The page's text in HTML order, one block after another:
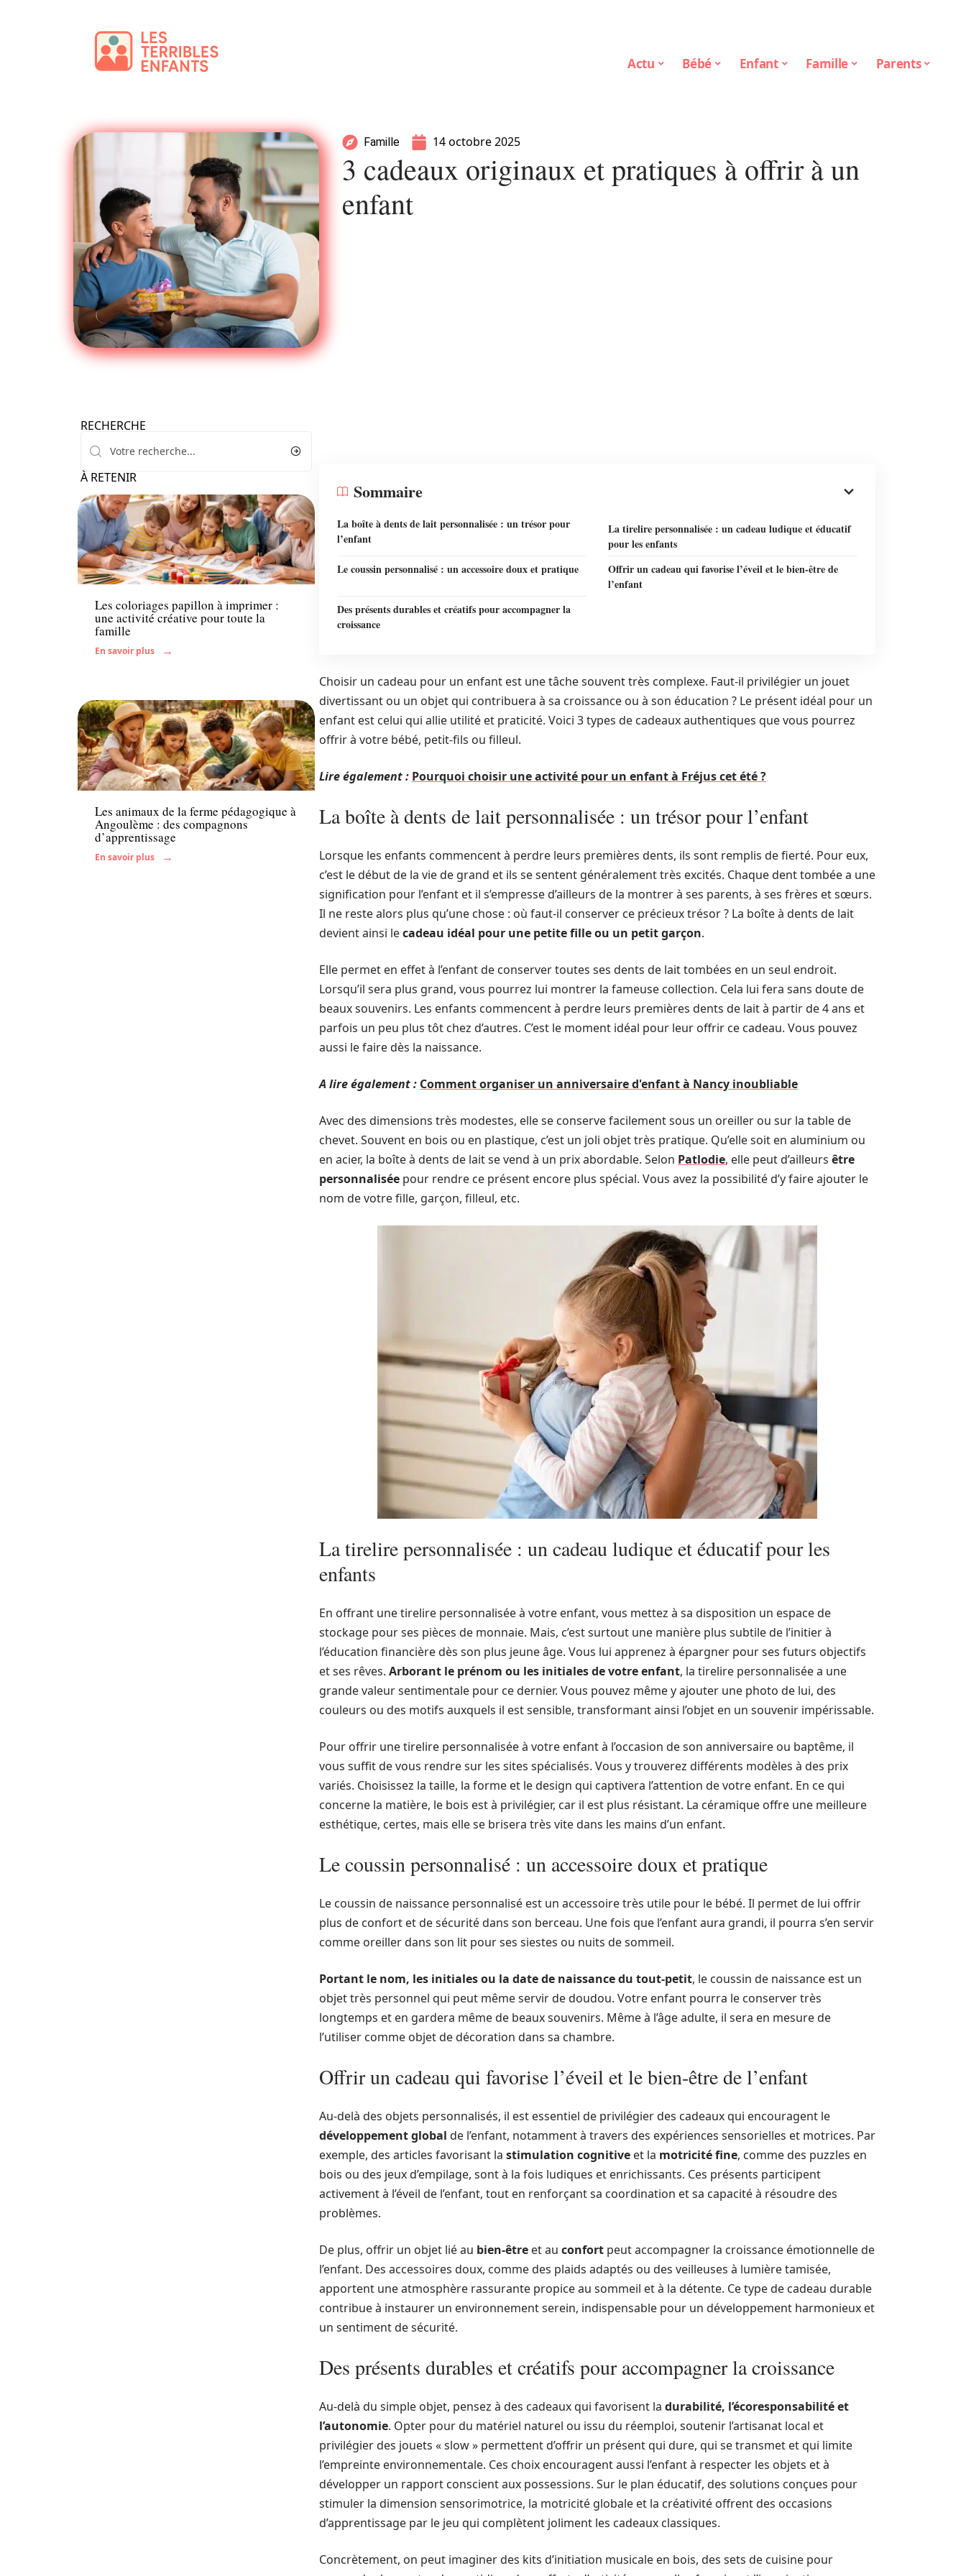
Actu Bébé Enfant Famille Parents
Famille 14 octobre 2025
3 cadeaux originaux et pratiques à offrir à un
enfant
RECHERCHE
À RETENIR
Famille
Les coloriages papillon à imprimer :
une activité créative pour toute la
famille
En savoir plus
Famille
Les animaux de la ferme pédagogique à
Angoulème : des compagnons
d’apprentissage
En savoir plus
Sommaire
La boîte à dents de lait personnalisée : un trésor pour
l’enfant
La tirelire personnalisée : un cadeau ludique et éducatif
pour les enfants
Le coussin personnalisé : un accessoire doux et pratique
Offrir un cadeau qui favorise l’éveil et le bien-être de
l’enfant
Des présents durables et créatifs pour accompagner la
croissance
Choisir un cadeau pour un enfant est une tâche souvent très complexe. Faut-il privilégier un jouet
divertissant ou un objet qui contribuera à sa croissance ou à son éducation ? Le présent idéal pour un
enfant est celui qui allie utilité et praticité. Voici 3 types de cadeaux authentiques que vous pourrez
offrir à votre bébé, petit-fils ou filleul.
Lire également : Pourquoi choisir une activité pour un enfant à Fréjus cet été ?
La boîte à dents de lait personnalisée : un trésor pour l’enfant
Lorsque les enfants commencent à perdre leurs premières dents, ils sont remplis de fierté. Pour eux,
c’est le début de la vie de grand et ils se sentent généralement très excités. Chaque dent tombée a une
signification pour l’enfant et il s’empresse d’ailleurs de la montrer à ses parents, à ses frères et sœurs.
Il ne reste alors plus qu’une chose : où faut-il conserver ce précieux trésor ? La boîte à dents de lait
devient ainsi lecadeau idéal pour une petite fille ou un petit garçon.
Elle permet en effet à l’enfant de conserver toutes ses dents de lait tombées en un seul endroit.
Lorsqu’il sera plus grand, vous pourrez lui montrer la fameuse collection. Cela lui fera sans doute de
beaux souvenirs. Les enfants commencent à perdre leurs premières dents de lait à partir de 4 ans et
parfois un peu plus tôt chez d’autres. C’est le moment idéal pour leur offrir ce cadeau. Vous pouvez
aussi le faire dès la naissance.
A lire également : Comment organiser un anniversaire d'enfant à Nancy inoubliable
Avec des dimensions très modestes, elle se conserve facilement sous un oreiller ou sur la table de
chevet. Souvent en bois ou en plastique, c’est un joli objet très pratique. Qu’elle soit en aluminium ou
en acier, la boîte à dents de lait se vend à un prix abordable. Selon Patlodie, elle peut d’ailleurs être
personnalisée pour rendre ce présent encore plus spécial. Vous avez la possibilité d’y faire ajouter le
nom de votre fille, garçon, filleul, etc.
La tirelire personnalisée : un cadeau ludique et éducatif pour les
enfants
En offrant une tirelire personnalisée à votre enfant, vous mettez à sa disposition un espace de
stockage pour ses pièces de monnaie. Mais, c’est surtout une manière plus subtile de l’initier à
l’éducation financière dès son plus jeune âge. Vous lui apprenez à épargner pour ses futurs objectifs
et ses rêves. Arborant le prénom ou les initiales de votre enfant, la tirelire personnalisée a une
grande valeur sentimentale pour ce dernier. Vous pouvez même y ajouter une photo de lui, des
couleurs ou des motifs auxquels il est sensible, transformant ainsi l’objet en un souvenir impérissable.
Pour offrir une tirelire personnalisée à votre enfant à l’occasion de son anniversaire ou baptême, il
vous suffit de vous rendre sur les sites spécialisés. Vous y trouverez différents modèles à des prix
variés. Choisissez la taille, la forme et le design qui captivera l’attention de votre enfant. En ce qui
concerne la matière, le bois est à privilégier, car il est plus résistant. La céramique offre une meilleure
esthétique, certes, mais elle se brisera très vite dans les mains d’un enfant.
Le coussin personnalisé : un accessoire doux et pratique
Le coussin de naissance personnalisé est un accessoire très utile pour le bébé. Il permet de lui offrir
plus de confort et de sécurité dans son berceau. Une fois que l’enfant aura grandi, il pourra s’en servir
comme oreiller dans son lit pour ses siestes ou nuits de sommeil.
Portant le nom, les initiales ou la date de naissance du tout-petit, le coussin de naissance est un
objet très personnel qui peut même servir de doudou. Votre enfant pourra le conserver très
longtemps et en gardera même de beaux souvenirs. Même à l’âge adulte, il sera en mesure de
l’utiliser comme objet de décoration dans sa chambre.
Offrir un cadeau qui favorise l’éveil et le bien-être de l’enfant
Au-delà des objets personnalisés, il est essentiel de privilégier des cadeaux qui encouragent le
développement global de l’enfant, notamment à travers des expériences sensorielles et motrices. Par
exemple, des articles favorisant la stimulation cognitive et la motricité fine, comme des puzzles en
bois ou des jeux d’empilage, sont à la fois ludiques et enrichissants. Ces présents participent
activement à l’éveil de l’enfant, tout en renforçant sa coordination et sa capacité à résoudre des
problèmes.
De plus, offrir un objet lié au bien-être et au confort peut accompagner la croissance émotionnelle de
l’enfant. Des accessoires doux, comme des plaids adaptés ou des veilleuses à lumière tamisée,
apportent une atmosphère rassurante propice au sommeil et à la détente. Ce type de cadeau durable
contribue à instaurer un environnement serein, indispensable pour un développement harmonieux et
un sentiment de sécurité.
Des présents durables et créatifs pour accompagner la croissance
Au-delà du simple objet, pensez à des cadeaux qui favorisent la durabilité, l’écoresponsabilité et
l’autonomie. Opter pour du matériel naturel ou issu du réemploi, soutenir l’artisanat local et
privilégier des jouets « slow » permettent d’offrir un présent qui dure, qui se transmet et qui limite
l’empreinte environnementale. Ces choix encouragent aussi l’enfant à respecter les objets et à
développer un rapport conscient aux possessions. Sur le plan éducatif, des solutions conçues pour
stimuler la dimension sensorimotrice, la motricité globale et la créativité offrent des occasions
d’apprentissage par le jeu qui complètent joliment les cadeaux classiques.
Concrètement, on peut imaginer des kits d’initiation musicale en bois, des sets de cuisine pour